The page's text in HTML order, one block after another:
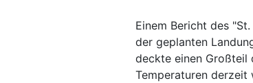
Einem Bericht des
der geplanten
deckte einen Großteil
Temperaturen derzeit